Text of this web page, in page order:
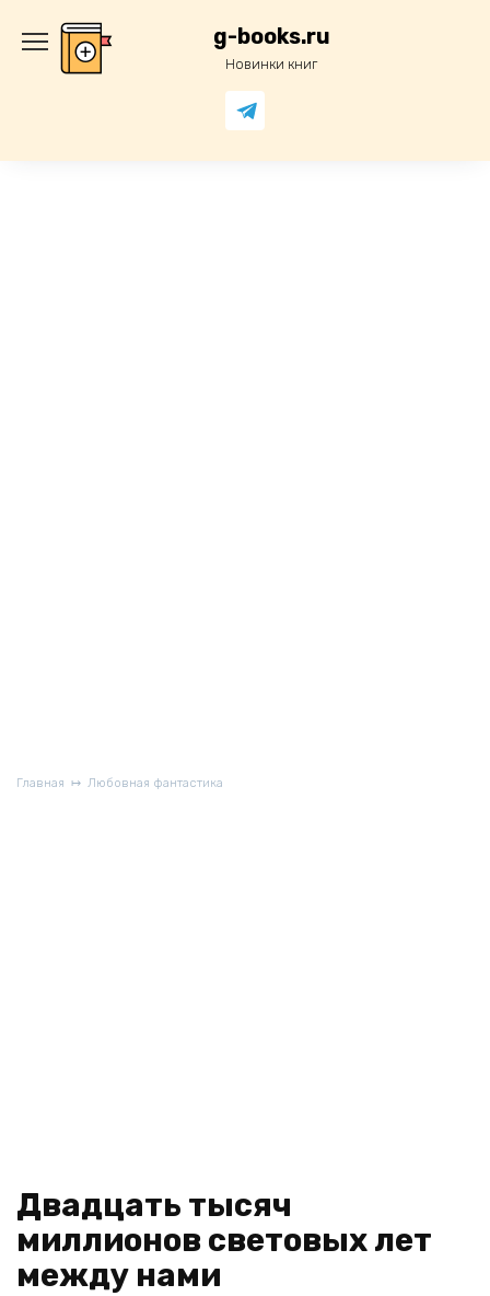
содержанию
g-books.ru
Новинки книг
Главная Любовная фантастика
Двадцать тысяч
миллионов световых лет
между нами